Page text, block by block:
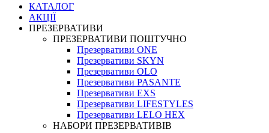
КАТАЛОГ
АКЦІЇ
ПРЕЗЕРВАТИВИ
ПРЕЗЕРВАТИВИ ПОШТУЧНО
Презервативи ONE
Презервативи SKYN
Презервативи OLO
Презервативи PASANTE
Презервативи EXS
Презервативи LIFESTYLES
Презервативи LELO HEX
НАБОРИ ПРЕЗЕРВАТИВІВ